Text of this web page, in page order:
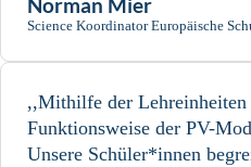
Norman Mier
Science Koordinator Europäische
,,Mithilfe der
Funktionsweise der PV-
Unsere Schüler*innen